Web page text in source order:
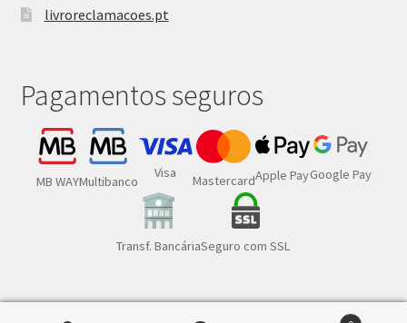
livroreclamacoes.pt
Pagamentos seguros
MB WAYMultibanco
Visa MastercardApple PayGoogle Pay
Transf. BancáriaSeguro com SSL